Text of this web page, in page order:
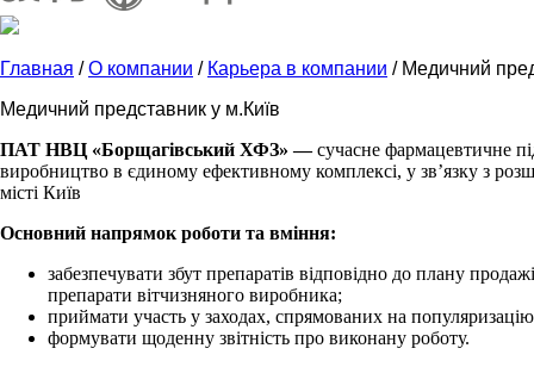
Главная /О компании / Карьера в компании / Медичний
Медичний представник у м.Київ
ПАТ НВЦ «Борщагівський ХФЗ» — сучасне фармацевтичне
виробництво в єдиному ефективному комплексі, у зв’язку з
місті Київ
Основний напрямок роботи та вміння:
забезпечувати збут препаратів відповідно до плану
препарати вітчизняного виробника;
приймати участь у заходах, спрямованих на
формувати щоденну звітність про виконану роботу.